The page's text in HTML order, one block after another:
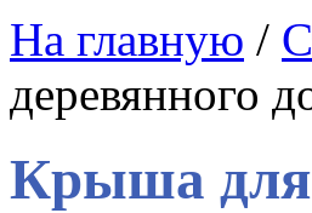
На главную /
деревянного
Крыша для